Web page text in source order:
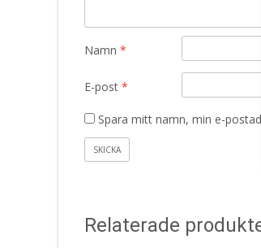
Namn *
E-post *
Spara mitt namn, min e-
Relaterade